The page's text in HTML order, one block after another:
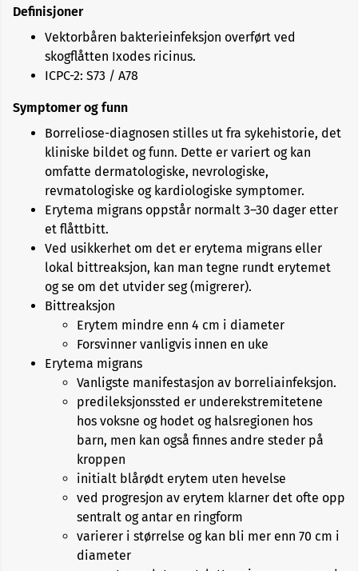
Definisjoner
Vektorbåren bakterieinfeksjon overført ved
skogflåtten Ixodes ricinus.
ICPC-2: S73 / A78
Symptomer og funn
Borreliose-diagnosen stilles ut fra sykehistorie, det
kliniske bildet og funn. Dette er variert og kan
omfatte dermatologiske, nevrologiske,
revmatologiske og kardiologiske symptomer.
Erytema migrans oppstår normalt 3–30 dager etter
et flåttbitt.
Ved usikkerhet om det er erytema migrans eller
lokal bittreaksjon, kan man tegne rundt erytemet
og se om det utvider seg (migrerer).
Bittreaksjon
Erytem mindre enn 4 cm i diameter
Forsvinner vanligvis innen en uke
Erytema migrans
Vanligste manifestasjon av borreliainfeksjon.
predileksjonssted er underekstremitetene
hos voksne og hodet og halsregionen hos
barn, men kan også finnes andre steder på
kroppen
initialt blårødt erytem uten hevelse
ved progresjon av erytem klarner det ofte opp
sentralt og antar en ringform
varierer i størrelse og kan bli mer enn 70 cm i
diameter